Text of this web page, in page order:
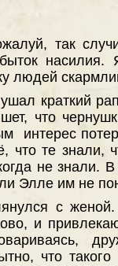
так
людей
краткий
что
интерес
что те знали,
не знали.
Элле им не
с
и
что такого